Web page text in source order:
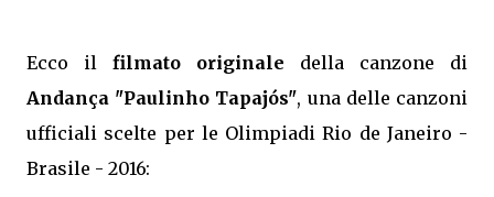
Ecco il filmato originale della canzone di
Andança "Paulinho Tapajós", una delle canzoni
ufficiali scelte per le Olimpiadi Rio de Janeiro -
Brasile - 2016: